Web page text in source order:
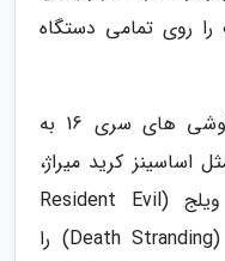
را روی تمامی دستگاه
طبق چیزی که اپل اعلام نموده گوشی های سری 16 به
اساسینز کرید میراژ،
رزیدنت اویل 4، رزیدنت اویل ویلج (Resident Evil
Village) و حتی دث استرندینگ (Death Stranding) را